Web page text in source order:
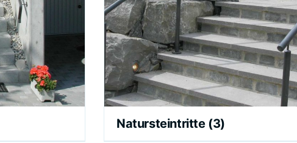
Natursteintritte (3)